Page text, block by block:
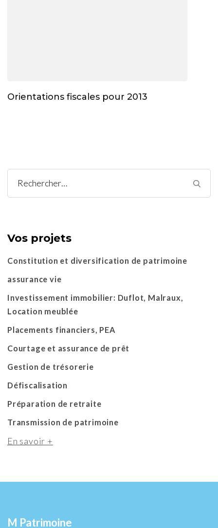
Orientations fiscales pour 2013
Rechercher :
Vos projets
Constitution et diversification de patrimoine
assurance vie
Investissement immobilier: Duflot, Malraux,
Location meublée
Placements financiers, PEA
Courtage et assurance de prêt
Gestion de trésorerie
Défiscalisation
Préparation de retraite
Transmission de patrimoine
En savoir +
M Patrimoine